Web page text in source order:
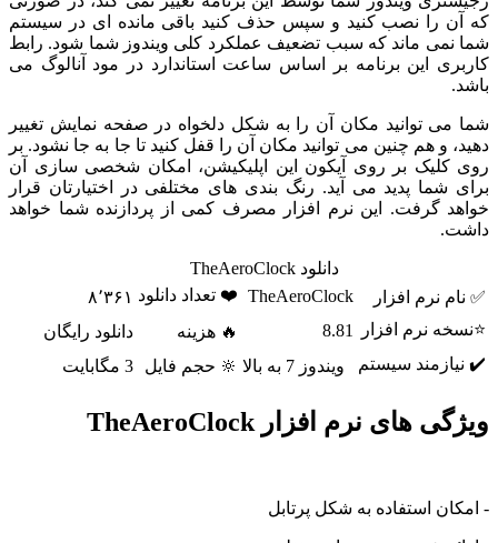
که آن را نصب کنید و سپس حذف کنید باقی مانده ای در سیستم
شما نمی ماند که سبب تضعیف عملکرد کلی ویندوز شما شود. رابط
کاربری این برنامه بر اساس ساعت استاندارد در مود آنالوگ می
باشد.
شما می توانید مکان آن را به شکل دلخواه در صفحه نمایش تغییر
دهید، و هم چنین می توانید مکان آن را قفل کنید تا جا به جا نشود. بر
روی کلیک بر روی آیکون این اپلیکیشن، امکان شخصی سازی آن
برای شما پدید می آید. رنگ بندی های مختلفی در اختیارتان قرار
خواهد گرفت. این نرم افزار مصرف کمی از پردازنده شما خواهد
داشت.
دانلود TheAeroClock
✅ نام نرم افزار
TheAeroClock ❤️ تعداد دانلود ۸٬۳۶۱
⭐نسخه نرم افزار
8.81 🔥 هزینه
دانلود رایگان
✔️ نیازمند سیستم
ویندوز 7 به بالا 🔆 حجم فایل 3 مگابایت
ویژگی های نرم افزار TheAeroClock
- امکان استفاده به شکل پرتابل